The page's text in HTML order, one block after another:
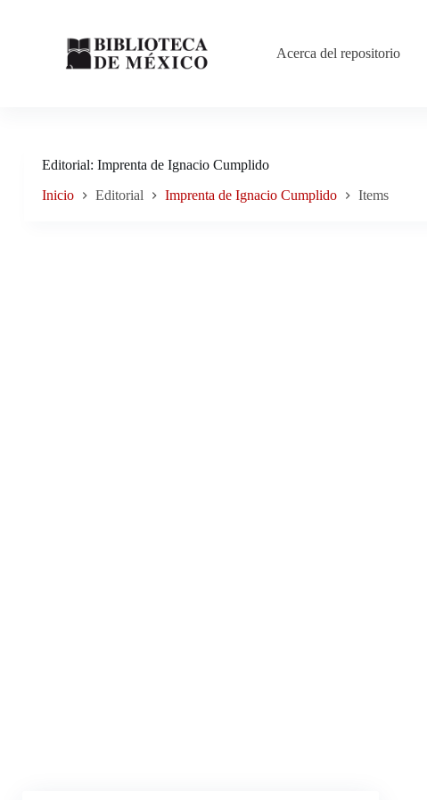
Acerca del repositorio
Editorial Imprenta de Ignacio Cumplido
Inicio Editorial Imprenta de Ignacio Cumplido Items